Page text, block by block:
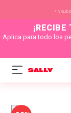
*
Aplica para todo los